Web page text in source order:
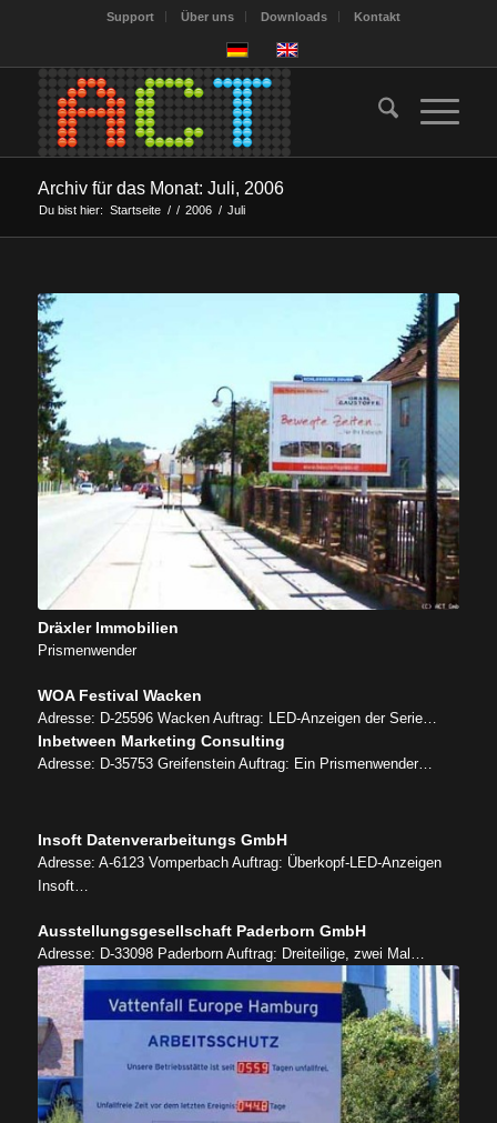
Support Über uns Downloads Kontakt
Archiv für das Monat: Juli, 2006
Du bist hier: Startseite / / 2006 / Juli
Dräxler Immobilien
Prismenwender
WOA Festival Wacken
Adresse: D-25596 Wacken Auftrag: LED-Anzeigen der Serie…
Inbetween Marketing Consulting
Adresse: D-35753 Greifenstein Auftrag: Ein Prismenwender…
Insoft Datenverarbeitungs GmbH
Adresse: A-6123 Vomperbach Auftrag: Überkopf-LED-Anzeigen
Insoft…
Ausstellungsgesellschaft Paderborn GmbH
Adresse: D-33098 Paderborn Auftrag: Dreiteilige, zwei Mal…